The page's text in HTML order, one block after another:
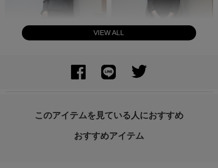
VIEW ALL
このアイテムを見ている人におすすめ
おすすめアイテム